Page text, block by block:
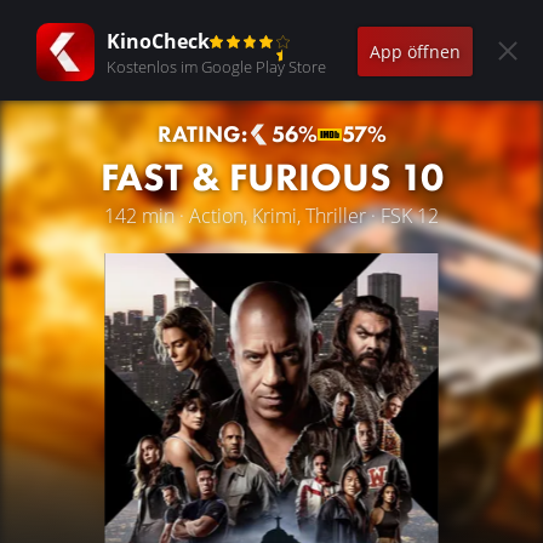
KinoCheck
Kostenlos im Google Play Store
App öffnen
RATING: 56% 57%
FAST & FURIOUS 10
142 min · Action, Krimi, Thriller · FSK 12